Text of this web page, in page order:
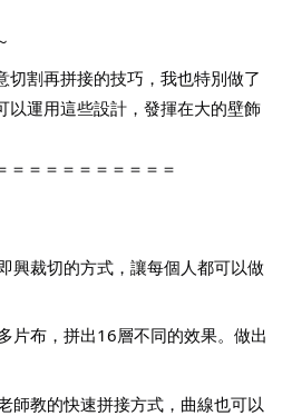
切割再拼接的技巧，我也特別做了
以運用這些設計，發揮在大的壁飾
＝＝＝＝＝＝＝＝＝＝
興裁切的方式，讓每個人都可以做
片布，拼出16層不同的效果。做出
師教的快速拼接方式，曲線也可以